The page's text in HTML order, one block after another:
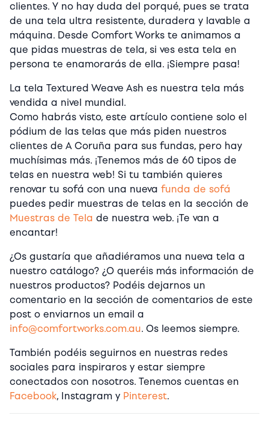
clientes. Y no hay duda del porqué, pues se trata
de una tela ultra resistente, duradera y lavable a
máquina. Desde Comfort Works te animamos a
que pidas muestras de tela, si ves esta tela en
persona te enamorarás de ella. ¡Siempre pasa!
La tela Textured Weave Ash es nuestra tela más
vendida a nivel mundial.
Como habrás visto, este artículo contiene solo el
pódium de las telas que más piden nuestros
clientes de A Coruña para sus fundas, pero hay
muchísimas más. ¡Tenemos más de 60 tipos de
telas en nuestra web! Si tu también quieres
renovar tu sofá con una nueva funda de sofá
puedes pedir muestras de telas en la sección de
Muestras de Tela de nuestra web. ¡Te van a
encantar!
¿Os gustaría que añadiéramos una nueva tela a
nuestro catálogo? ¿O queréis más información de
nuestros productos? Podéis dejarnos un
comentario en la sección de comentarios de este
post o enviarnos un email a
info@comfortworks.com.au. Os leemos siempre.
También podéis seguirnos en nuestras redes
sociales para inspiraros y estar siempre
conectados con nosotros. Tenemos cuentas en
Facebook, Instagram y Pinterest.